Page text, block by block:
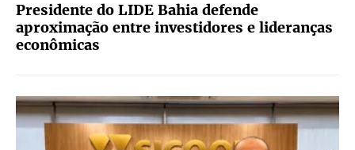
Presidente do LIDE Bahia defende
aproximação entre investidores e lideranças
econômicas